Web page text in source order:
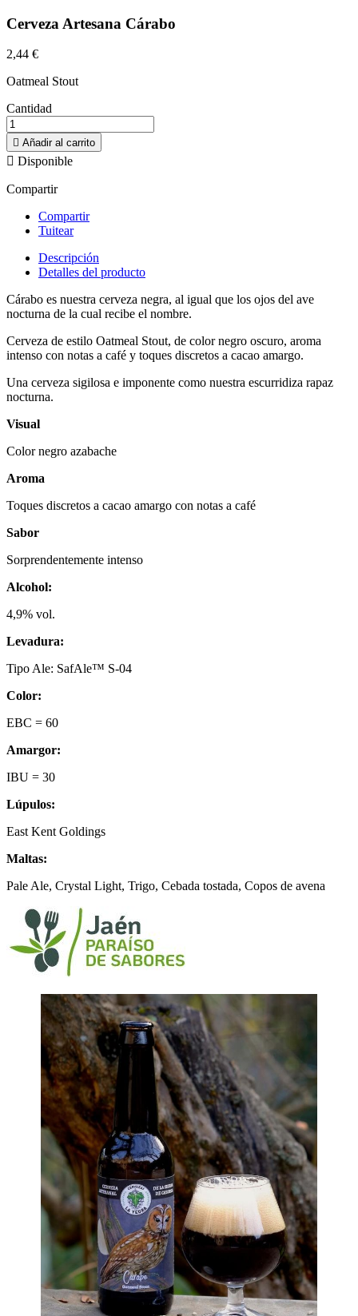
Cerveza Artesana Cárabo
2,44 €
Oatmeal Stout
Cantidad
 Añadir al carrito
 Disponible
Compartir
Compartir
Tuitear
Descripción
Detalles del producto
Cárabo es nuestra cerveza negra, al igual que los ojos del ave
nocturna de la cual recibe el nombre.
Cerveza de estilo Oatmeal Stout, de color negro oscuro, aroma
intenso con notas a café y toques discretos a cacao amargo.
Una cerveza sigilosa e imponente como nuestra escurridiza rapaz
nocturna.
Visual
Color negro azabache
Aroma
Toques discretos a cacao amargo con notas a café
Sabor
Sorprendentemente intenso
Alcohol:
4,9% vol.
Levadura:
Tipo Ale: SafAle™ S-04
Color:
EBC = 60
Amargor:
IBU = 30
Lúpulos:
East Kent Goldings
Maltas:
Pale Ale, Crystal Light, Trigo, Cebada tostada, Copos de avena